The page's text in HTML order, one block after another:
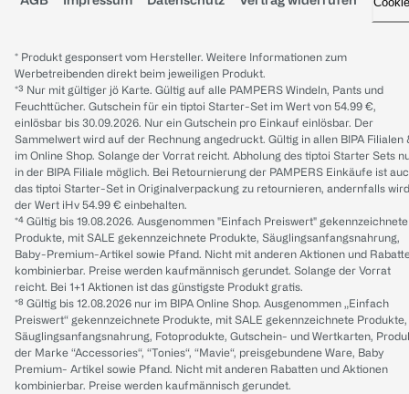
* Produkt gesponsert vom Hersteller. Weitere Informationen zum
Werbetreibenden direkt beim jeweiligen Produkt.
*³ Nur mit gültiger jö Karte. Gültig auf alle PAMPERS Windeln, Pants und
Feuchttücher. Gutschein für ein tiptoi Starter-Set im Wert von 54.99 €,
einlösbar bis 30.09.2026. Nur ein Gutschein pro Einkauf einlösbar. Der
Sammelwert wird auf der Rechnung angedruckt. Gültig in allen BIPA Filialen
im Online Shop. Solange der Vorrat reicht. Abholung des tiptoi Starter Sets
in der BIPA Filiale möglich. Bei Retournierung der PAMPERS Einkäufe ist
das tiptoi Starter-Set in Originalverpackung zu retournieren, andernfalls wird
der Wert iHv 54.99 € einbehalten.
*⁴ Gültig bis 19.08.2026. Ausgenommen "Einfach Preiswert" gekennzeichnete
Produkte, mit SALE gekennzeichnete Produkte, Säuglingsanfangsnahrung,
Baby-Premium-Artikel sowie Pfand. Nicht mit anderen Aktionen und
kombinierbar. Preise werden kaufmännisch gerundet. Solange der Vorrat
reicht. Bei 1+1 Aktionen ist das günstigste Produkt gratis.
*⁸ Gültig bis 12.08.2026 nur im BIPA Online Shop. Ausgenommen „Einfach
Preiswert“ gekennzeichnete Produkte, mit SALE gekennzeichnete Produkte,
Säuglingsanfangsnahrung, Fotoprodukte, Gutschein- und Wertkarten,
der Marke “Accessories“, “Tonies“, “Mavie“, preisgebundene Ware, Baby
Premium- Artikel sowie Pfand. Nicht mit anderen Rabatten und Aktionen
kombinierbar. Preise werden kaufmännisch gerundet.